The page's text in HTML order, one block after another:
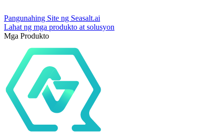
Pangunahing Site ng Seasalt.ai
Lahat ng mga produkto at solusyon
Mga Produkto